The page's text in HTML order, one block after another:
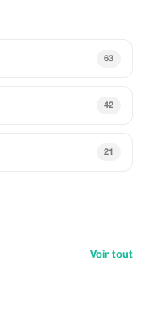
63
42
21
Voir tout